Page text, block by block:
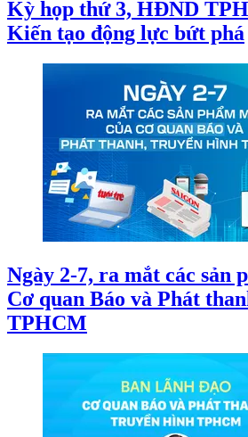
Kỳ họp thứ 3, HĐND
Kiến tạo động lực bứt phá
Ngày 2-7, ra mắt các sản
Cơ quan Báo và Phát
TPHCM